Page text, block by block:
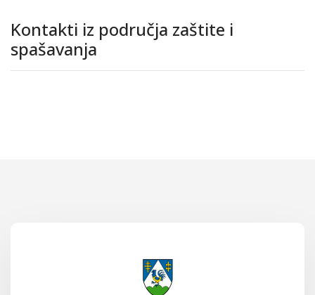
Kontakti iz područja zaštite i
spašavanja